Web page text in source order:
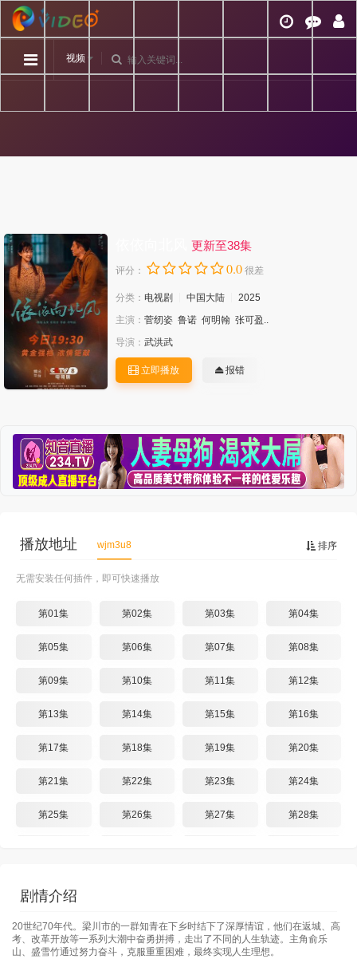
视频
更新至38集
评分： 0.0 很差
分类： 电视剧 中国大陆
2025
主演： 菅纫姿 鲁诺 何明翰 张可盈..
导演： 武洪武
立即播放 报错
排序
播放地址 wjm3u8
无需安装任何插件，即可快速播放
第01集 第02集 第03集 第04集
第05集 第06集 第07集 第08集
第09集 第10集 第11集 第12集
第13集 第14集 第15集 第16集
第17集 第18集 第19集 第20集
第21集 第22集 第23集 第24集
第25集 第26集 第27集 第28集
剧情介绍
20世纪70年代。梁川市的一群知青在下乡时结下了深厚情谊，他们在返城、高
考、改革开放等一系列大潮中奋勇拼搏，走出了不同的人生轨迹。主角俞乐
山、盛雪竹通过努力奋斗，克服重重困难，最终实现人生理想。